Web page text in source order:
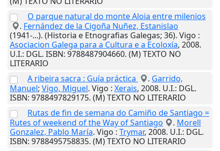
O parque natural do monte Aloia entre milenios
. Fernández de la Cigoña Nuñez, Estanislao
(1941-...). (Historia e Etnografias Galegas; 36). Vigo :
Asociacion Galega para a Cultura e a Ecoloxía, 2008.
U.I.: DGL. ISBN: 9788487904660. (M) TEXTO NO
LITERARIO
A ribeira sacra : Guía práctica
. Garrido,
Manuel; Vigo, Miguel. Vigo : Xerais, 2008. U.I.: DGL.
ISBN: 9788497829175. (M) TEXTO NO LITERARIO
Rutas de fin de semana do Camiño de Santiago =
Rutes of weekend of the Way of Santiago
. Morell
Gonzalez, Pablo María. Vigo : Trymar, 2008. U.I.: DGL.
ISBN: 9788495758835. (M) TEXTO NO LITERARIO